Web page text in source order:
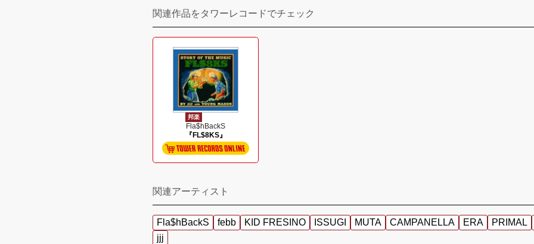
関連作品をタワーレコードでチェック
邦楽
Fla$hBackS
『FL$8KS』
関連アーティスト
Fla$hBackS febb KID FRESINO ISSUGI MUTA CAMPANELLA ERA
PRIMAL
jjj